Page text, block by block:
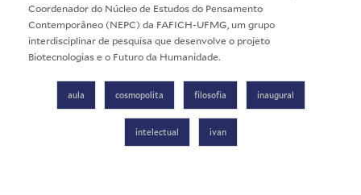
Coordenador do Núcleo de Estudos do Pensamento
Contemporâneo (NEPC) da FAFICH-UFMG, um grupo
interdisciplinar de pesquisa que desenvolve o projeto
Biotecnologias e o Futuro da Humanidade.
aula cosmopolita filosofia inaugural
intelectual ivan